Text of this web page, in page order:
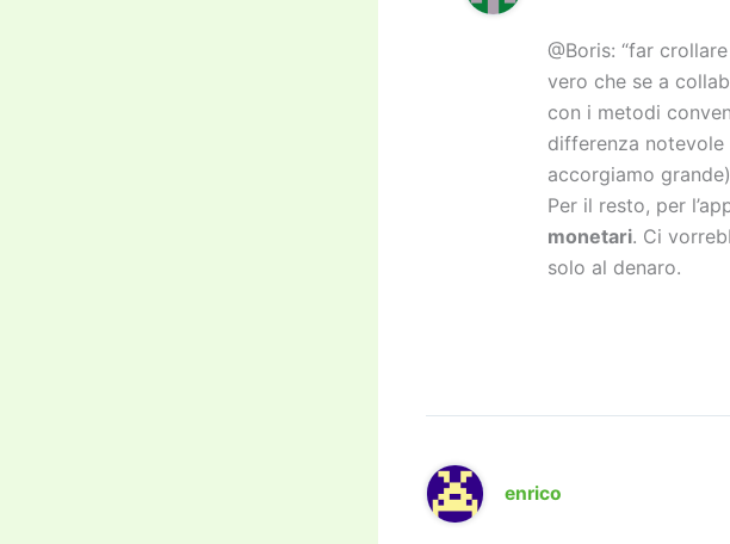
@Boris: “far
vero che se a
con i metodi
differenza
accorgiamo
Per il resto, per
monetari. Ci
solo al denaro.
enrico